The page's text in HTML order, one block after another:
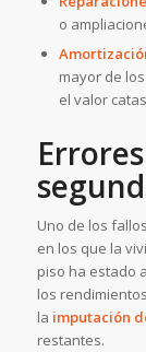
o
mayor de
el valor
Uno de los
en los que la
piso ha estado
los
la imputación
restantes.